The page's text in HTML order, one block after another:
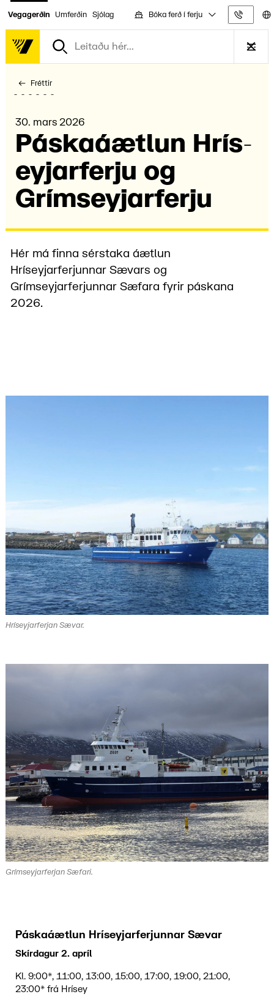
Vegagerðin Umferðin Sjólag Bóka ferð í ferju
Fréttir
30. mars 2026
Páska­áætl­un Hrís­
eyjar­ferju og
Gríms­eyjar­ferju
Hér má finna sérstaka áætlun
Hríseyjarferjunnar Sævars og
Grímseyjarferjunnar Sæfara fyrir páskana
2026.
Hríseyjarferjan Sævar.
Grímseyjarferjan Sæfari.
Páskaáætlun Hríseyjarferjunnar Sævar
Skírdagur 2. apríl
Kl. 9:00*, 11:00, 13:00, 15:00, 17:00, 19:00, 21:00,
23:00* frá Hrísey